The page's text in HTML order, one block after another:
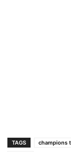
TAGS champions